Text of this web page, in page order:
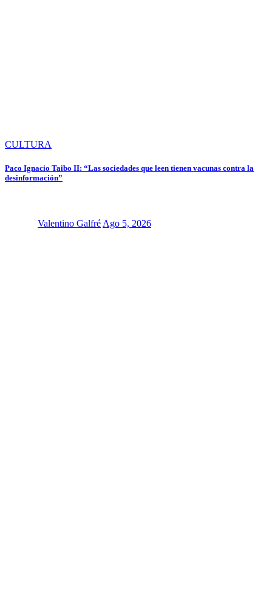
CULTURA
Paco Ignacio Taibo II: “Las sociedades que leen tienen vacunas contra la
desinformación”
Valentino GalfréAgo 5, 2026